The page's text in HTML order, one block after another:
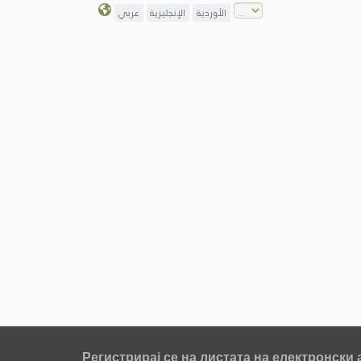
عربي الإنجليزية الأوردية
Регистрирај се на листата на електронски